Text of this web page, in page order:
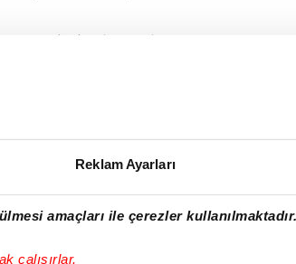
Reklam Ayarları
amaçları ile çerezler kullanılmaktadır.
çalışırlar.
teknik adamın da
gelen bilgiler